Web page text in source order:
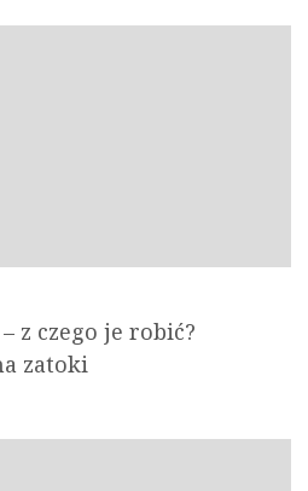
z czego je robić?
zatoki